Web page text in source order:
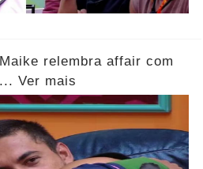
relembra affair com
Ver mais